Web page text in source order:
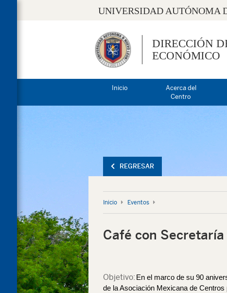
UNIVERSIDAD AUTÓNOMA
DIRECCIÓN
ECONÓMICO
Inicio
Acerca del
Centro
REGRESAR
Inicio Eventos
Café con
Objetivo: En el marco de su 90
de la Asociación Mexicana de